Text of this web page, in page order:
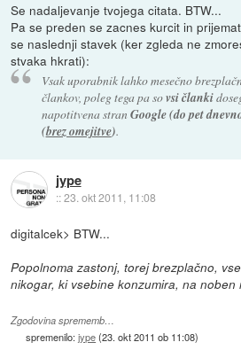
Se nadaljevanje tvojega citata. BTW...
Pa se preden se zacnes kurcit in
se naslednji stavek (ker zgleda ne
stvaka hkrati):
Vsak uporabnik lahko mesečno
člankov, poleg tega pa sovsi članki
napotitvena stran Google (do pet
(brez omejitve).
jype
::23. okt 2011, 11:08
digitalcek> BTW...
Popolnoma zastonj, torej brezplačno,
nikogar, ki vsebine konzumira, na noben
Zgodovina sprememb…
spremenilo:jype(23. okt 2011 ob 11:08)